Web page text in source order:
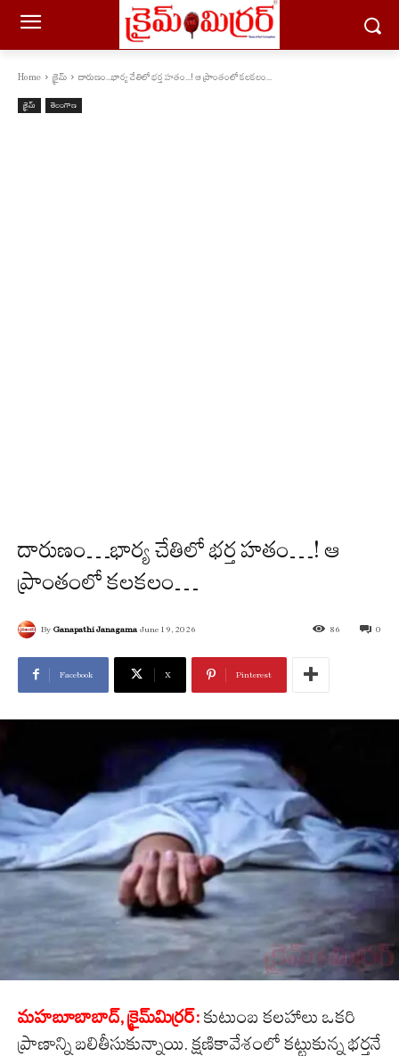
Home క్రైమ్ దారుణం...భార్య చేతిలో భర్త హతం...! ఆ ప్రాంతంలో క‌ల‌క‌లం...
క్రైమ్ తెలంగాణ
దారుణం…భార్య చేతిలో భర్త హతం…! ఆ
ప్రాంతంలో క‌ల‌క‌లం…
By Ganapathi Janagama June 19, 2026 0
86
Facebook X Pinterest
మహబూబాబాద్‌, క్రైమ్‌మిర్ర‌ర్‌: కుటుంబ కలహాలు ఒకరి
ప్రాణాన్ని బలితీసుకున్నాయి. క్షణికావేశంలో కట్టుకున్న భర్తనే